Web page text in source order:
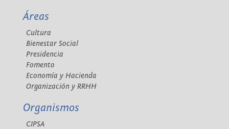
Áreas
Cultura
Bienestar Social
Presidencia
Fomento
Economía y Hacienda
Organización y RRHH
Organismos
CIPSA